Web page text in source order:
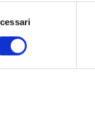
Emofilia o altre